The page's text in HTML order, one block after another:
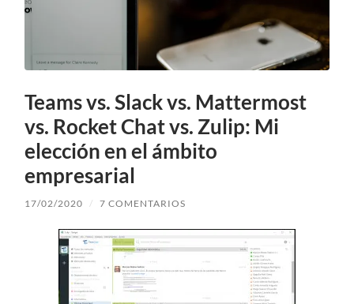
Teams vs. Slack vs. Mattermost
vs. Rocket Chat vs. Zulip: Mi
elección en el ámbito
empresarial
17/02/2020 / 7 COMENTARIOS